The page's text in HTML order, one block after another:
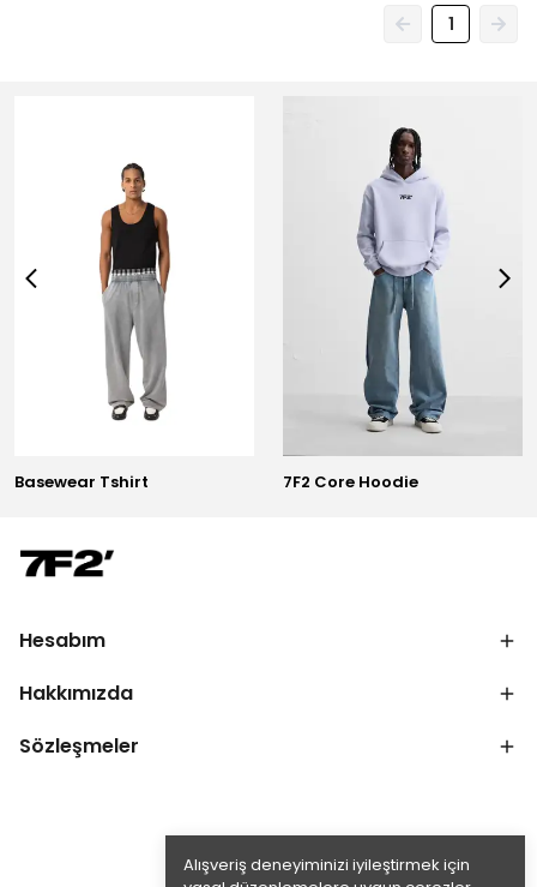
Alışveriş deneyiminizi iyileştirmek için
1
Basewear Tshirt 7F2 Core Hoodie
Hesabım
Hakkımızda
Sözleşmeler